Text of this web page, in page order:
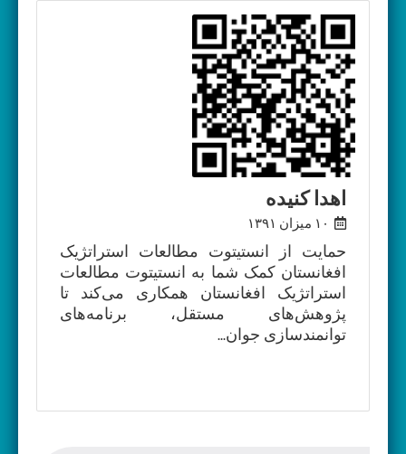
اهدا کنیده
حمایت از انستیتوت مطالعات استراتژیک
افغانستان کمک شما به انستیتوت مطالعات
استراتژیک افغانستان همکاری می‌کند تا
پژوهش‌های مستقل، برنامه‌های
توانمندسازی جوان...